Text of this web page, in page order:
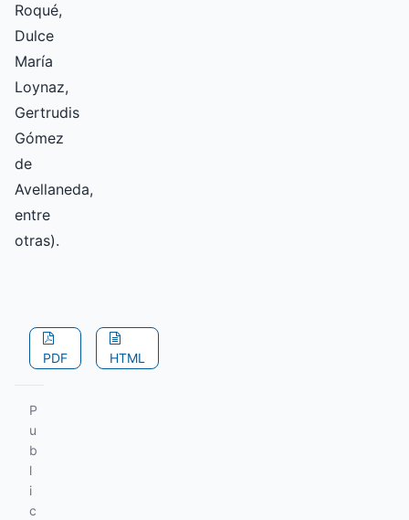
Roqué,
Dulce
María
Loynaz,
Gertrudis
Gómez
de
Avellaneda,
entre
otras).
PDF HTML
P
u
b
l
i
c